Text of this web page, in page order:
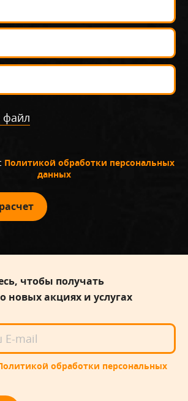
файл
Политикой обработки персональных
данных
чтобы получать
акциях и услугах
обработки персональных